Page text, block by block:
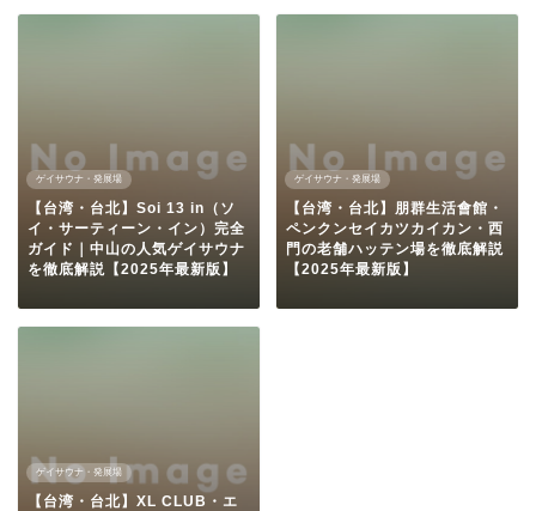
ゲイサウナ・発展場
【台湾・台北】Soi 13 in（ソ
イ・サーティーン・イン）完全
ガイド｜中山の人気ゲイサウナ
を徹底解説【2025年最新版】
ゲイサウナ・発展場
【台湾・台北】朋群生活會館・
ペンクンセイカツカイカン・西
門の老舗ハッテン場を徹底解説
【2025年最新版】
ゲイサウナ・発展場
【台湾・台北】XL CLUB・エ